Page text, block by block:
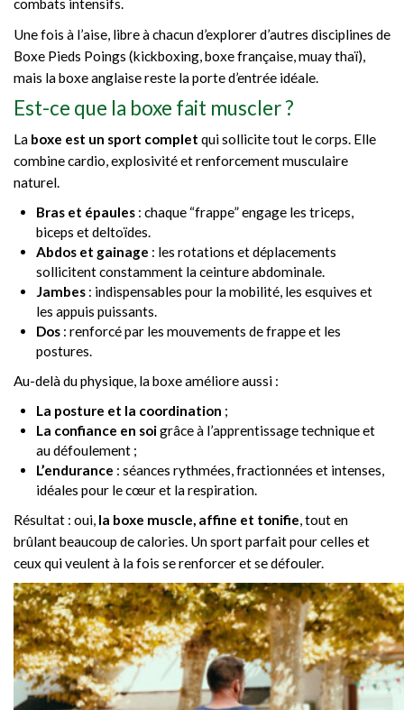
combats intensifs.
Une fois à l’aise, libre à chacun d’explorer d’autres disciplines de
Boxe Pieds Poings (kickboxing, boxe française, muay thaï),
mais la boxe anglaise reste la porte d’entrée idéale.
Est-ce que la boxe fait muscler ?
La boxe est un sport complet qui sollicite tout le corps. Elle
combine cardio, explosivité et renforcement musculaire
naturel.
Bras et épaules : chaque “frappe” engage les triceps,
biceps et deltoïdes.
Abdos et gainage : les rotations et déplacements
sollicitent constamment la ceinture abdominale.
Jambes : indispensables pour la mobilité, les esquives et
les appuis puissants.
Dos : renforcé par les mouvements de frappe et les
postures.
Au-delà du physique, la boxe améliore aussi :
La posture et la coordination ;
La confiance en soigrâce à l’apprentissage technique et
au défoulement ;
L’endurance : séances rythmées, fractionnées et intenses,
idéales pour le cœur et la respiration.
Résultat : oui, la boxe muscle, affine et tonifie, tout en
brûlant beaucoup de calories. Un sport parfait pour celles et
ceux qui veulent à la fois se renforcer et se défouler.